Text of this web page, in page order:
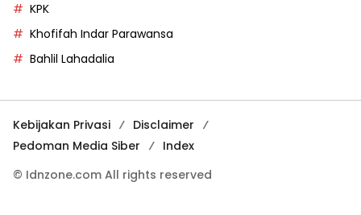
KPK
Khofifah Indar Parawansa
Bahlil Lahadalia
Kebijakan Privasi
Disclaimer
Pedoman Media Siber
Index
© Idnzone.com All rights reserved